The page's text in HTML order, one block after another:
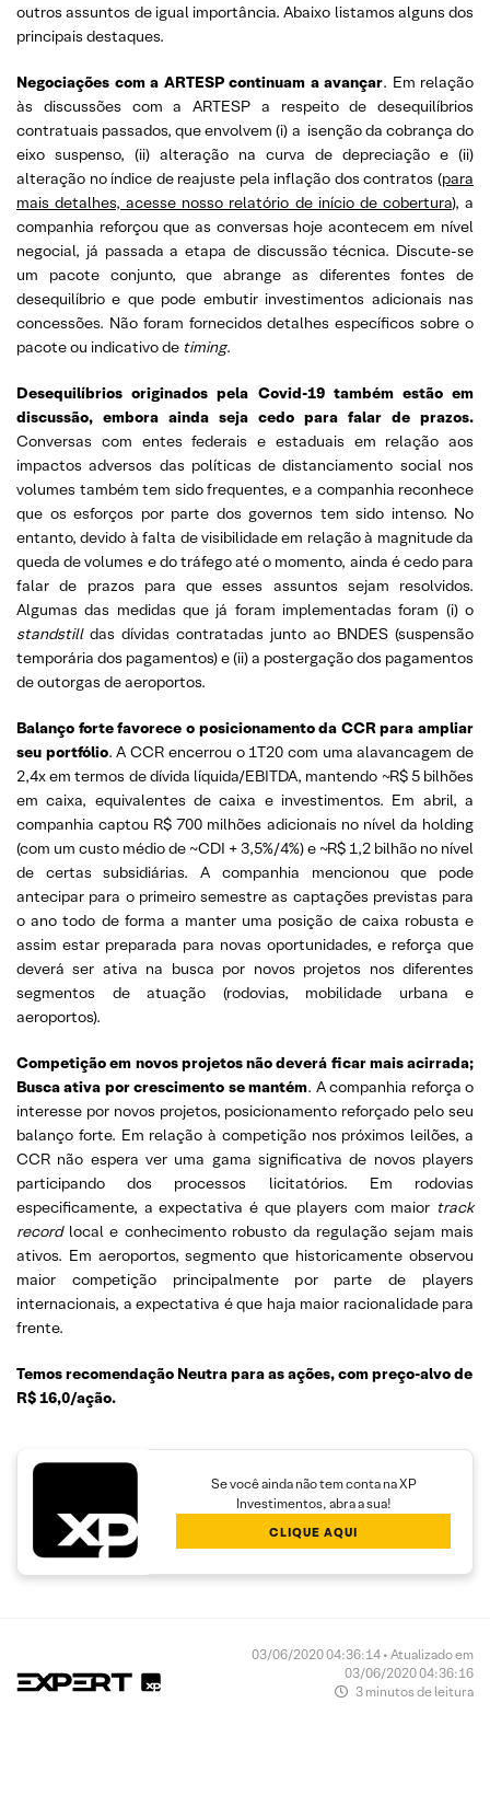
outros assuntos de igual importância. Abaixo listamos alguns dos
principais destaques.
Negociações com a ARTESP continuam a avançar. Em relação
às discussões com a ARTESP a respeito de desequilíbrios
contratuais passados, que envolvem (i) a isenção da cobrança do
eixo suspenso, (ii) alteração na curva de depreciação e (ii)
alteração no índice de reajuste pela inflação dos contratos (para
mais detalhes, acesse nosso relatório de início de cobertura), a
companhia reforçou que as conversas hoje acontecem em nível
negocial, já passada a etapa de discussão técnica. Discute-se
um pacote conjunto, que abrange as diferentes fontes de
desequilíbrio e que pode embutir investimentos adicionais nas
concessões. Não foram fornecidos detalhes específicos sobre o
pacote ou indicativo de timing.
Desequilíbrios originados pela Covid-19 também estão em
discussão, embora ainda seja cedo para falar de prazos.
Conversas com entes federais e estaduais em relação aos
impactos adversos das políticas de distanciamento social nos
volumes também tem sido frequentes, e a companhia reconhece
que os esforços por parte dos governos tem sido intenso. No
entanto, devido à falta de visibilidade em relação à magnitude da
queda de volumes e do tráfego até o momento, ainda é cedo para
falar de prazos para que esses assuntos sejam resolvidos.
Algumas das medidas que já foram implementadas foram (i) o
standstilldas dívidas contratadas junto ao BNDES (suspensão
temporária dos pagamentos) e (ii) a postergação dos pagamentos
de outorgas de aeroportos.
Balanço forte favorece o posicionamento da CCR para ampliar
seu portfólio. A CCR encerrou o 1T20 com uma alavancagem de
2,4x em termos de dívida líquida/EBITDA, mantendo ~R$ 5 bilhões
em caixa, equivalentes de caixa e investimentos. Em abril, a
companhia captou R$ 700 milhões adicionais no nível da holding
(com um custo médio de ~CDI + 3,5%/4%) e ~R$ 1,2 bilhão no nível
de certas subsidiárias. A companhia mencionou que pode
antecipar para o primeiro semestre as captações previstas para
o ano todo de forma a manter uma posição de caixa robusta e
assim estar preparada para novas oportunidades, e reforça que
deverá ser ativa na busca por novos projetos nos diferentes
segmentos de atuação (rodovias, mobilidade urbana e
aeroportos).
Competição em novos projetos não deverá ficar mais acirrada;
Busca ativa por crescimento se mantém. A companhia reforça o
interesse por novos projetos, posicionamento reforçado pelo seu
balanço forte. Em relação à competição nos próximos leilões, a
CCR não espera ver uma gama significativa de novos players
participando dos processos licitatórios. Em rodovias
especificamente, a expectativa é que players com maior track
recordlocal e conhecimento robusto da regulação sejam mais
ativos. Em aeroportos, segmento que historicamente observou
maior competição principalmente por parte de players
internacionais, a expectativa é que haja maior racionalidade para
frente.
Temos recomendação Neutra para as ações, com preço-alvo de
R$ 16,0/ação.
Se você ainda não tem conta na XP
Investimentos, abra a sua!
CLIQUE AQUI
03/06/2020 04:36:14 • Atualizado em
03/06/2020 04:36:16
3 minutos de leitura